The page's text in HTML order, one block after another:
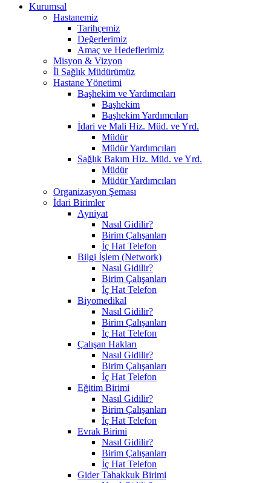
Kurumsal
Hastanemiz
Tarihçemiz
Değerlerimiz
Amaç ve Hedeflerimiz
Misyon & Vizyon
İl Sağlık Müdürümüz
Hastane Yönetimi
Başhekim ve Yardımcıları
Başhekim
Başhekim Yardımcıları
İdari ve Mali Hiz. Müd. ve Yrd.
Müdür
Müdür Yardımcıları
Sağlık Bakım Hiz. Müd. ve Yrd.
Müdür
Müdür Yardımcıları
Organizasyon Şeması
İdari Birimler
Ayniyat
Nasıl Gidilir?
Birim Çalışanları
İç Hat Telefon
Bilgi İşlem (Network)
Nasıl Gidilir?
Birim Çalışanları
İç Hat Telefon
Biyomedikal
Nasıl Gidilir?
Birim Çalışanları
İç Hat Telefon
Çalışan Hakları
Nasıl Gidilir?
Birim Çalışanları
İç Hat Telefon
Eğitim Birimi
Nasıl Gidilir?
Birim Çalışanları
İç Hat Telefon
Evrak Birimi
Nasıl Gidilir?
Birim Çalışanları
İç Hat Telefon
Gider Tahakkuk Birimi